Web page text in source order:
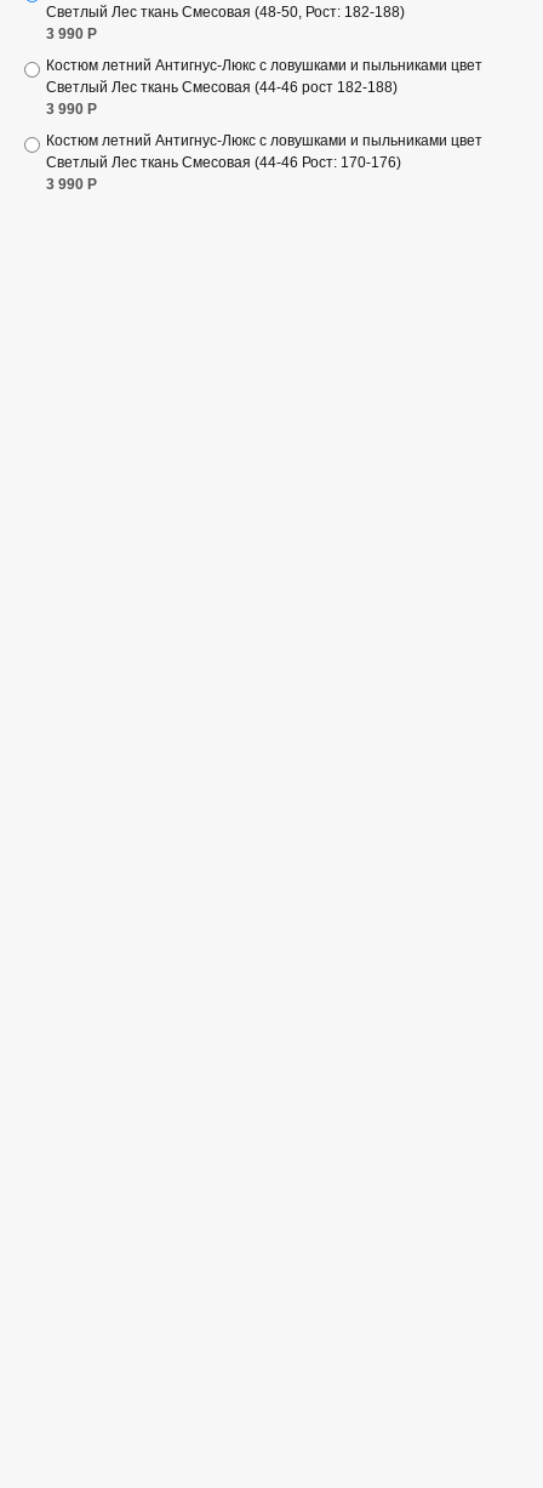
Светлый Лес ткань Смесовая (48-50, Рост: 182-188)
3 990 Р
Костюм летний Антигнус-Люкс с ловушками и пыльниками цвет
Светлый Лес ткань Смесовая (44-46 рост 182-188)
3 990 Р
Костюм летний Антигнус-Люкс с ловушками и пыльниками цвет
Светлый Лес ткань Смесовая (44-46 Рост: 170-176)
3 990 Р